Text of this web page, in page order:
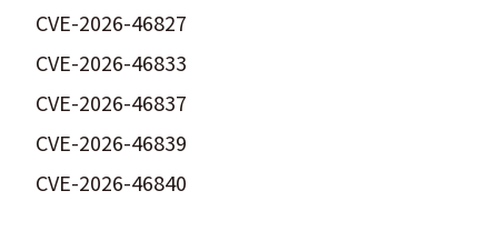
CVE-2026-46827
CVE-2026-46833
CVE-2026-46837
CVE-2026-46839
CVE-2026-46840